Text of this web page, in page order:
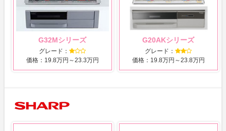
G32Mシリーズ
グレード：
価格：19.8万円～23.3万円
G20AKシリーズ
グレード：
価格：19.8万円～23.8万円